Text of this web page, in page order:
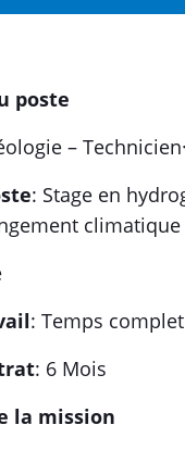
poste
–
: Stage en
climatique
: Temps complet
: 6 Mois
la mission